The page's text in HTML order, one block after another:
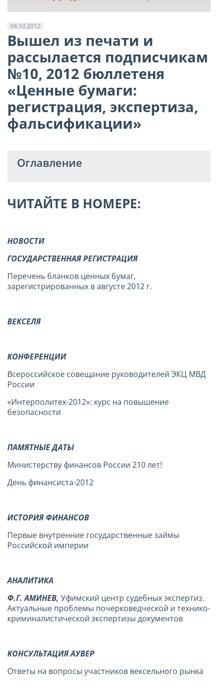
04.10.2012
Вышел из печати и
рассылается подписчикам
№10, 2012 бюллетеня
«Ценные бумаги:
регистрация, экспертиза,
фальсификации»
Оглавление
ЧИТАЙТЕ В НОМЕРЕ:
НОВОСТИ
ГОСУДАРСТВЕННАЯ РЕГИСТРАЦИЯ
Перечень бланков ценных бумаг,
зарегистрированных в августе 2012 г.
ВЕКСЕЛЯ
КОНФЕРЕНЦИИ
Всероссийское совещание руководителей ЭКЦ МВД
России
«Интерполитех-2012»: курс на повышение
безопасности
ПАМЯТНЫЕ ДАТЫ
Министерству финансов России 210 лет!
День финансиста-2012
ИСТОРИЯ ФИНАНСОВ
Первые внутренние государственные займы
Российской империи
АНАЛИТИКА
Ф.Г. АМИНЕВ, Уфимский центр судебных экспертиз.
Актуальные проблемы почерковедческой и технико-
криминалистической экспертизы документов
КОНСУЛЬТАЦИЯ АУВЕР
Ответы на вопросы участников вексельного рынка